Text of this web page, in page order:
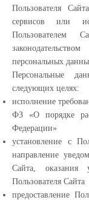
Пользователя
сервисов или
Пользователем
персональных
Персональные
следующих целях:
исполнение
ФЗ «О порядке
Федерации»
установление с
направление
Сайта, оказания
Пользователя Сайта
предоставление